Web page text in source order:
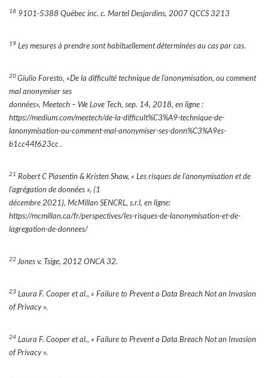
18 9101-5388 Québec inc. c. Martel Desjardins, 2007 QCCS 3213
19 Les mesures à prendre sont habituellement déterminées au cas par cas.
20Giulio Foresto, «De la difficulté technique de l’anonymisation, ou comment
mal anonymiser ses
données», Meetech – We Love Tech, sep. 14, 2018, en ligne :
https://medium.com/meetech/de-la-difficult%C3%A9-technique-de-
lanonymisation-ou-comment-mal-anonymiser-ses-donn%C3%A9es-
b1cc44f623cc .
21 Robert C Piasentin & Kristen Shaw, « Les risques de l’anonymisation et de
l’agrégation de données », (1
décembre 2021), McMillan SENCRL, s.r.l, en ligne:
https://mcmillan.ca/fr/perspectives/les-risques-de-lanonymisation-et-de-
lagregation-de-donnees/
22 Jones v. Tsige, 2012 ONCA 32.
23 Laura F. Cooper et al., « Failure to Prevent a Data Breach Not an Invasion
of Privacy ».
24 Laura F. Cooper et al., « Failure to Prevent a Data Breach Not an Invasion
of Privacy ».